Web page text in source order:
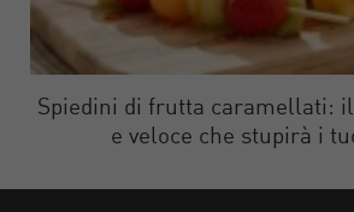
Spiedini di frutta caramellati:
e veloce che stupirà i